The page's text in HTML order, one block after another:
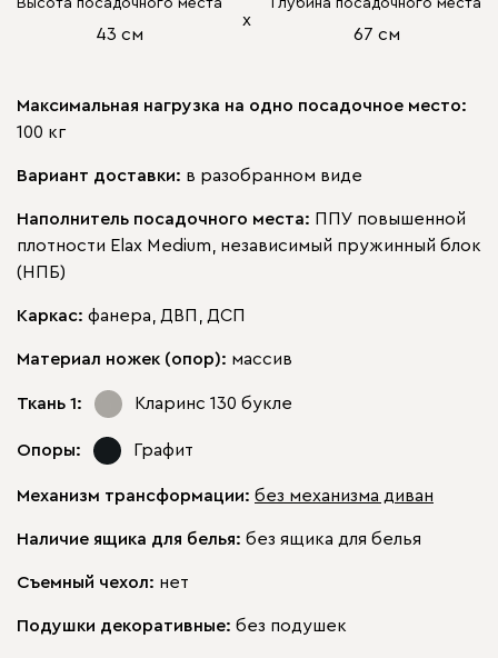
43 см
х
67 см
Максимальная нагрузка на одно посадочное место:
100 кг
Вариант доставки: в разобранном виде
Наполнитель посадочного места: ППУ повышенной
плотности Elax Medium, независимый пружинный блок
(НПБ)
Каркас: фанера, ДВП, ДСП
Материал ножек (опор): массив
Ткань 1: Кларинс 130 букле
Опоры: Графит
Механизм трансформации: без механизма диван
Наличие ящика для белья: без ящика для белья
Съемный чехол: нет
Подушки декоративные: без подушек